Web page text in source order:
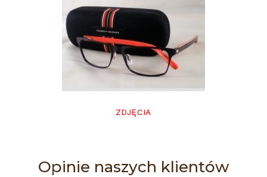
ZDJĘCIA
Opinie naszych klientów